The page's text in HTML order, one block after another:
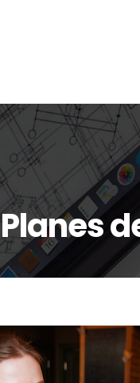
Planes